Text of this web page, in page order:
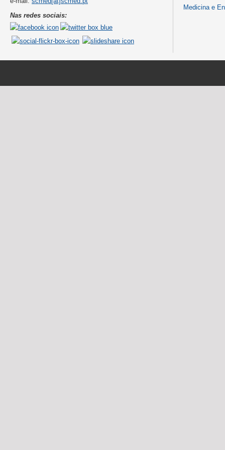
Nas redes sociais:
Medicina e